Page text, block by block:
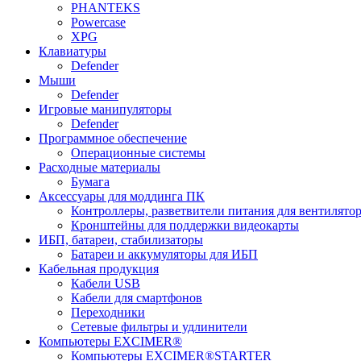
PHANTEKS
Powercase
XPG
Клавиатуры
Defender
Мыши
Defender
Игровые манипуляторы
Defender
Программное обеспечение
Операционные системы
Расходные материалы
Бумага
Аксессуары для моддинга ПК
Контроллеры, разветвители питания для
Кронштейны для поддержки видеокарты
ИБП, батареи, стабилизаторы
Батареи и аккумуляторы для ИБП
Кабельная продукция
Кабели USB
Кабели для смартфонов
Переходники
Сетевые фильтры и удлинители
Компьютеры EXCIMER®
Компьютеры EXCIMER®STARTER